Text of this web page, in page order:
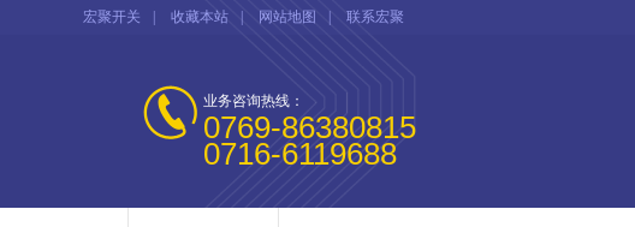
宏聚开关 收藏本站 网站地图 联系宏聚
业务咨询热线：
0769-86380815
0716-6119688